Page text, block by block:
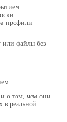
профили.
или файлы без
и о том, чем они
в реальной